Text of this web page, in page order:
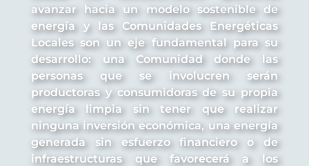
avanzar hacia un modelo sostenible de
energía y las Comunidades Energéticas
Locales son un eje fundamental para su
desarrollo: una Comunidad donde las
personas que se involucren serán
productoras y consumidoras de su propia
energía limpia sin tener que realizar
ninguna inversión económica, una energía
generada sin esfuerzo financiero o de
infraestructuras que favorecerá a los